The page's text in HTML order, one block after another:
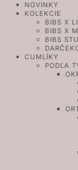
NOVINKY
KOLEKCIE
BIBS X
BIBS X
BIBS
CUMLÍKY
PODĽA